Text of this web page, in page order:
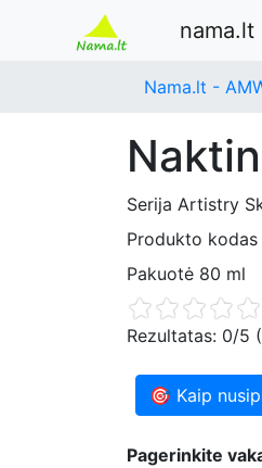
nama.lt
Nama.lt -
Serija Artistry
Produkto kodas
Pakuotė 80 ml
Rezultatas: 0/5
🎯 Kaip
Pagerinkite